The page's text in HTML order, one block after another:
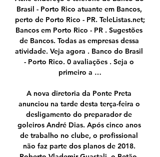
Brasil - Porto Rico atuante em Bancos,
perto de Porto Rico - PR. TeleListas.net;
Bancos em Porto Rico - PR . Sugestões
de Bancos. Todas as empresas dessa
atividade. Veja agora . Banco do Brasil
- Porto Rico. 0 avaliações . Seja o
primeiro a …
A nova diretoria da Ponte Preta
anunciou na tarde desta terça-feira o
desligamento do preparador de
goleiros André Dias. Após cinco anos
de trabalho no clube, o profissional
não faz parte dos planos de 2018.